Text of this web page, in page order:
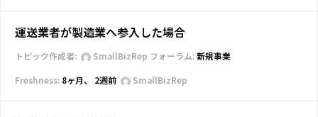
運送業者が製造業へ参入した場合
トピック作成者: SmallBizRep フォーラム:新規事業
8ヶ月、 2週前
SmallBizRep